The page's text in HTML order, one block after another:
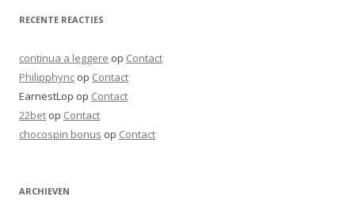
RECENTE REACTIES
continua a leggere op Contact
Philipphync op Contact
EarnestLop op Contact
22bet op Contact
chocospin bonus op Contact
ARCHIEVEN